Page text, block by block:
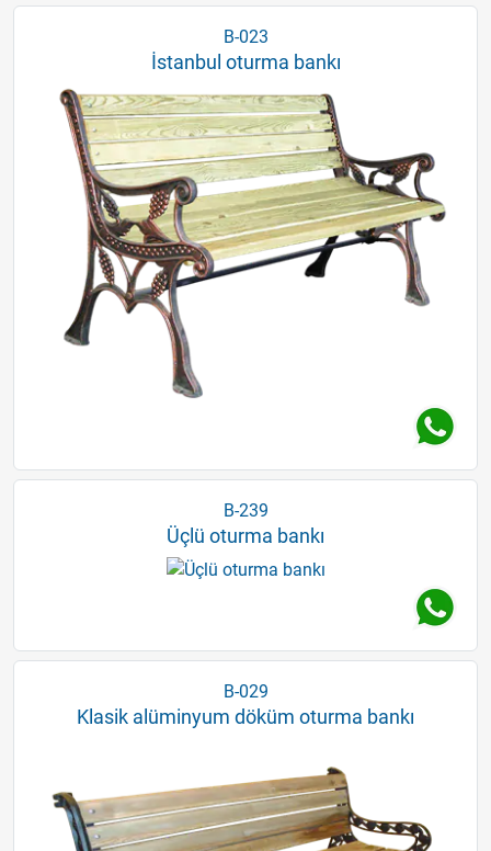
B-023
İstanbul oturma bankı
B-239
Üçlü oturma bankı
B-029
Klasik alüminyum döküm oturma bankı